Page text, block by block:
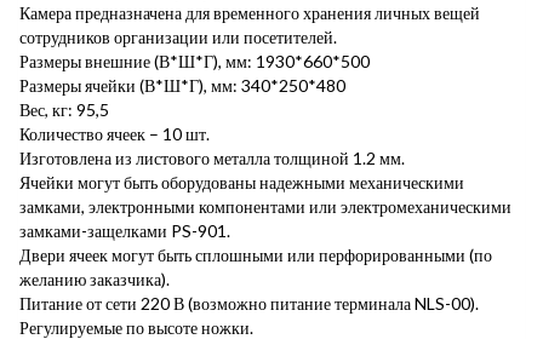
Камера предназначена для временного хранения личных вещей
сотрудников организации или посетителей.
Размеры внешние (В*Ш*Г), мм: 1930*660*500
Размеры ячейки (В*Ш*Г), мм: 340*250*480
Вес, кг: 95,5
Количество ячеек – 10 шт.
Изготовлена из листового металла толщиной 1.2 мм.
Ячейки могут быть оборудованы надежными механическими
замками, электронными компонентами или электромеханическими
замками-защелками PS-901.
Двери ячеек могут быть сплошными или перфорированными (по
желанию заказчика).
Питание от сети 220 В (возможно питание терминала NLS-00).
Регулируемые по высоте ножки.